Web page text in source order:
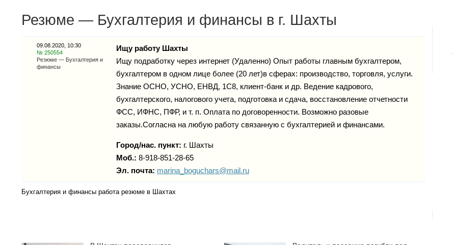
Резюме — Бухгалтерия и финансы в г. Шахты
09.08.2020, 10:30
№ 250554
Резюме — Бухгалтерия и
финансы
Ищу работу Шахты
Ищу подработку через интернет (Удаленно) Опыт работы главным бухгалтером,
бухгалтером в одном лице более (20 лет)в сферах: производство, торговля, услуги.
Знание ОСНО, УСНО, ЕНВД, 1С8, клиент-банк и др. Ведение кадрового,
бухгалтерского, налогового учета, подготовка и сдача, восстановление отчетности
ФСС, ИФНС, ПФР, и т. п. Оплата по договоренности. Возможно разовые
заказы.Согласна на любую работу связанную с бухгалтерией и финансами.
Город/нас. пункт: г. Шахты
Моб.: 8-918-851-28-65
Эл. почта: marina_boguchars@mail.ru
Бухгалтерия и финансы работа резюме в Шахтах